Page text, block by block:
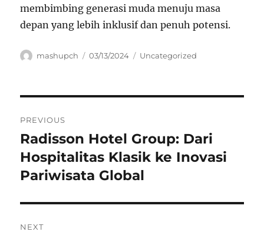
membimbing generasi muda menuju masa
depan yang lebih inklusif dan penuh potensi.
Author
mashupch
Posted
03/13/2024 Categories
Uncategorized
pos
PREVIOUS
Previous
post:
Radisson Hotel Group: Dari
Hospitalitas Klasik ke Inovasi
Pariwisata Global
NEXT